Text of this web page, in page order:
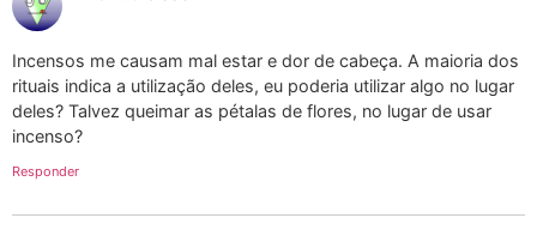
Incensos me causam mal estar e dor de cabeça. A maioria dos
rituais indica a utilização deles, eu poderia utilizar algo no lugar
deles? Talvez queimar as pétalas de flores, no lugar de usar
incenso?
Responder